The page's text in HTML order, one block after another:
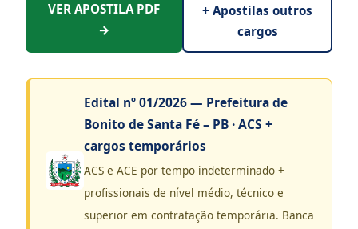
VER APOSTILA PDF
→
+ Apostilas outros
cargos
Edital nº 01/2026 — Prefeitura de
Bonito de Santa Fé – PB · ACS +
cargos temporários
ACS e ACE por tempo indeterminado +
profissionais de nível médio, técnico e
superior em contratação temporária. Banca